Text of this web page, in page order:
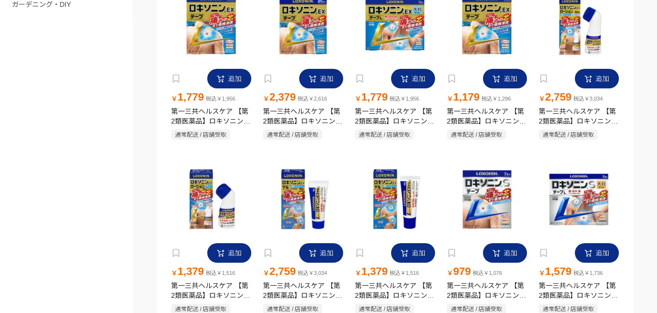
ガーデニング・DIY
追加
￥ 1,779 税込￥1,956
第一三共ヘルスケア 【第
2類医薬品】ロキソニン
EX テープ 14枚
通常配送 / 店舗受取
追加
￥2,379 税込￥2,616
第一三共ヘルスケア 【第
2類医薬品】ロキソニン
EXテープ 21枚
通常配送 / 店舗受取
追加
￥ 1,779 税込￥1,956
第一三共ヘルスケア 【第
2類医薬品】ロキソニン
EX テープ L 7枚
通常配送 / 店舗受取
追加
￥ 1,179 税込￥1,296
第一三共ヘルスケア 【第
2類医薬品】ロキソニン
EX テープ 7枚
通常配送 / 店舗受取
追加
￥2,759 税込￥3,034
第一三共ヘルスケア 【第
2類医薬品】ロキソニン
EX ローション 50g
通常配送 / 店舗受取
追加
￥ 1,379 税込￥1,516
第一三共ヘルスケア 【第
2類医薬品】ロキソニン
EX ローション 25g
通常配送 / 店舗受取
追加
￥2,759 税込￥3,034
第一三共ヘルスケア 【第
2類医薬品】ロキソニン
EX ゲル 50g
通常配送 / 店舗受取
追加
￥ 1,379 税込￥1,516
第一三共ヘルスケア 【第
2類医薬品】ロキソニン
EX ゲル 25g
通常配送 / 店舗受取
追加
￥979 税込￥1,076
第一三共ヘルスケア 【第
2類医薬品】ロキソニンS
テープ 7枚
通常配送 / 店舗受取
追加
￥ 1,579 税込￥1,736
第一三共ヘルスケア 【第
2類医薬品】ロキソニンS
テープL 7枚
通常配送 / 店舗受取